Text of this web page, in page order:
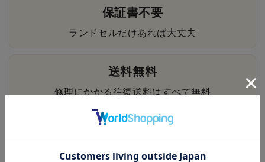
保証書不要
ランドセルだけあれば大丈夫
送料無料
修理にかかる往復送料はすべて無料
学期中でも安心